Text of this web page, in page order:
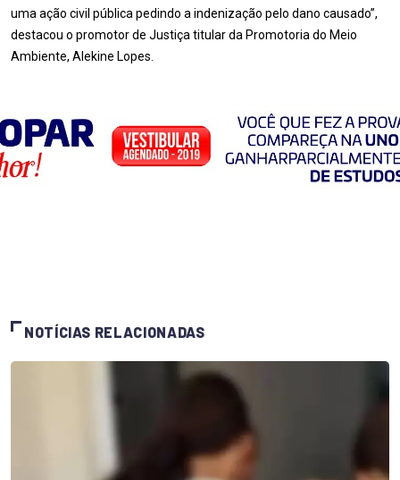
uma ação civil pública pedindo a indenização pelo dano causado”,
destacou o promotor de Justiça titular da Promotoria do Meio
Ambiente, Alekine Lopes.
NOTÍCIAS RELACIONADAS